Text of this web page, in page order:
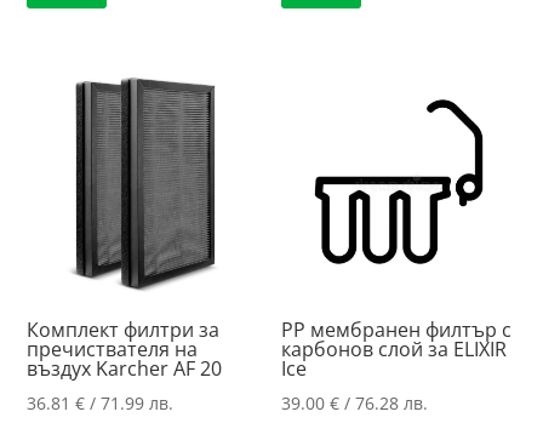
Комплект филтри за
пречиствателя на
въздух Karcher AF 20
36.81€ / 71.99 лв.
PP мембранен филтър с
карбонов слой за ELIXIR
Ice
39.00€ / 76.28 лв.